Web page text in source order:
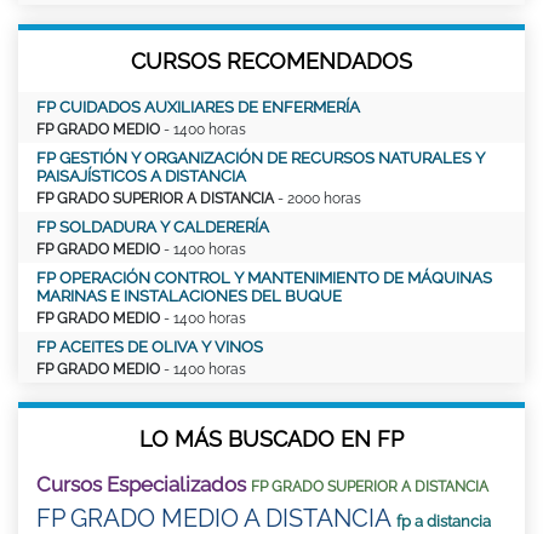
CURSOS RECOMENDADOS
FP CUIDADOS AUXILIARES DE ENFERMERÍA
FP GRADO MEDIO - 1400 horas
FP GESTIÓN Y ORGANIZACIÓN DE RECURSOS NATURALES Y
PAISAJÍSTICOS A DISTANCIA
FP GRADO SUPERIOR A DISTANCIA - 2000 horas
FP SOLDADURA Y CALDERERÍA
FP GRADO MEDIO - 1400 horas
FP OPERACIÓN CONTROL Y MANTENIMIENTO DE MÁQUINAS
MARINAS E INSTALACIONES DEL BUQUE
FP GRADO MEDIO - 1400 horas
FP ACEITES DE OLIVA Y VINOS
FP GRADO MEDIO - 1400 horas
LO MÁS BUSCADO EN FP
Cursos Especializados FP GRADO SUPERIOR A DISTANCIA
FP GRADO MEDIO A DISTANCIA fp a distancia